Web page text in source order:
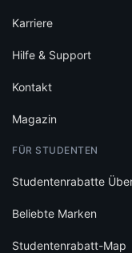
Karriere
Hilfe & Support
Kontakt
Magazin
FÜR STUDENTEN
Studentenrabatte
Beliebte Marken
Studentenrabatt-Map